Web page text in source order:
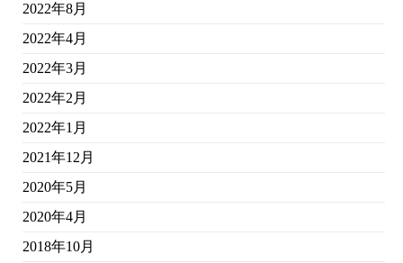
2022年8月
2022年4月
2022年3月
2022年2月
2022年1月
2021年12月
2020年5月
2020年4月
2018年10月